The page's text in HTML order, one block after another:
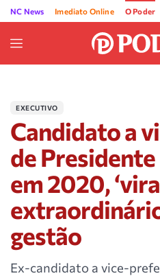
NC News Imediato Online O Poder
EXECUTIVO
Candidato a
de
em 2020,
gestão
Ex-candidato a vice-